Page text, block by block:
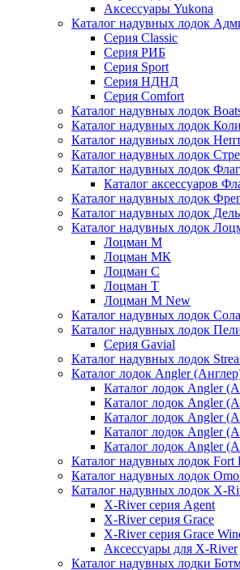
Аксессуары Yukona
Каталог надувных лодок
Серия Classic
Серия РИБ
Серия Sport
Серия НДНД
Серия Comfort
Каталог надувных лодок
Каталог надувных лодок
Каталог надувных лодок
Каталог надувных лодок
Каталог надувных лодок
Каталог аксессуаров
Каталог надувных лодок
Каталог надувных лодок
Каталог надувных лодок
Лоцман М
Лоцман МК
Лоцман С
Лоцман Т
Лоцман М New
Каталог надувных лодок
Каталог надувных лодок
Серия Gavial
Каталог надувных лодок
Каталог лодок Angler
Каталог лодок Angler
Каталог лодок Angler
Каталог лодок Angler
Каталог лодок Angler
Каталог лодок Angler
Каталог надувных лодок Fort
Каталог надувных лодок
Каталог надувных лодок X-
X-River серия Agent
X-River серия Grace
X-River серия Grace
Аксессуары для X-River
Каталог надувных лодки